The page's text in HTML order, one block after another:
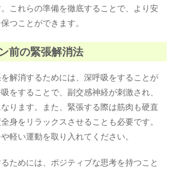
これらの準備を徹底することで、より安
つことができます。
前の緊張解消法
解消するためには、深呼吸をすることが
をすることで、副交感神経が刺激され、
ります。また、緊張する際は筋肉も硬直
身をリラックスさせることも必要です。
軽い運動を取り入れてください。
ためには、ポジティブな思考を持つこと